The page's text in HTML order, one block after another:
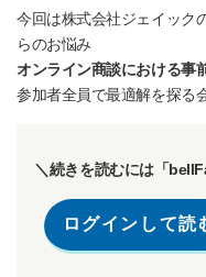
今回は株式会社ジェイック
らのお悩み
オンライン商談における事
参加者全員で最適解を探る
＼続きを読むには「
ログインして読